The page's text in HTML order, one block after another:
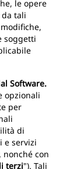
le opere
tali
soggetti
Software.
opzionali
per
di
e servizi
nonché con
terzi"). Tali